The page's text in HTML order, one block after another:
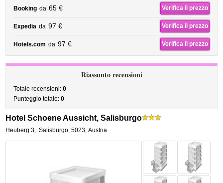
Booking da 65 € Verifica il prezzo
Expedia da 97 € Verifica il prezzo
Hotels.com da 97 € Verifica il prezzo
Riassunto recensioni
Totale recensioni:0
Punteggio totale:0
Hotel Schoene Aussicht, Salisburgo
Heuberg 3, Salisburgo,5023, Austria